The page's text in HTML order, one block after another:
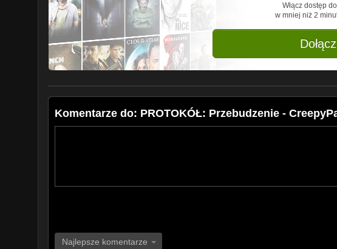
Licensed under Creative Commons Attribution 3.0
https://creativecommons.org/licenses/by/3.0/
Włącz dostęp
w mniej niż 2
Komentarze do: PROTOKÓŁ: Przebudzenie -
Najlepsze komentarze